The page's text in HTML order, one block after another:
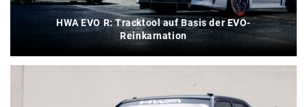
HWA EVO R: Tracktool auf Basis der EVO-
Reinkarnation